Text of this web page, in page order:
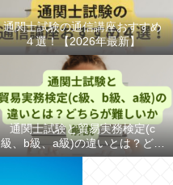
通関士試験の通信講座おすすめ
４選！【2026年最新】
通関士試験と貿易実務検定(c
級、b級、a級)の違いとは？どち
らが難しいか解説